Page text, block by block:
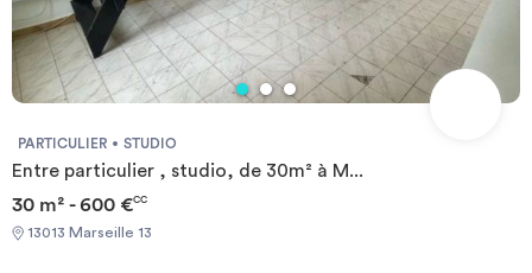
PARTICULIER STUDIO
Entre particulier , studio, de 30m² à M...
30 m² - 600 €CC
13013 Marseille 13